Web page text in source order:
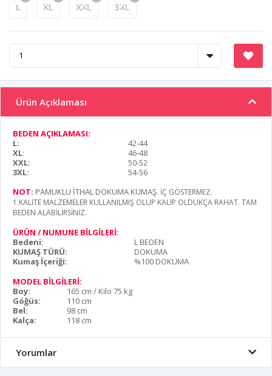
L XL XXL 3XL
Ürün Açıklaması
BEDEN AÇIKLAMASI:
L:
42-44
XL:
46-48
XXL:
50-52
3XL:
54-56
NOT: PAMUKLU İTHAL DOKUMA KUMAŞ. İÇ GÖSTERMEZ.
1.KALİTE MALZEMELER KULLANILMIŞ OLUP KALIP OLDUKÇA RAHAT. TAM
BEDEN ALABİLİRSİNİZ.
ÜRÜN / NUMUNE BİLGİLERİ:
Bedeni:
L BEDEN
KUMAŞ TÜRÜ:
DOKUMA
Kumaş İçeriği:
%100 DOKUMA
MODEL BİLGİLERİ:
Boy:
165 cm / Kilo 75 kg
Göğüs:
110 cm
Bel:
98 cm
Kalça:
118 cm
Yorumlar